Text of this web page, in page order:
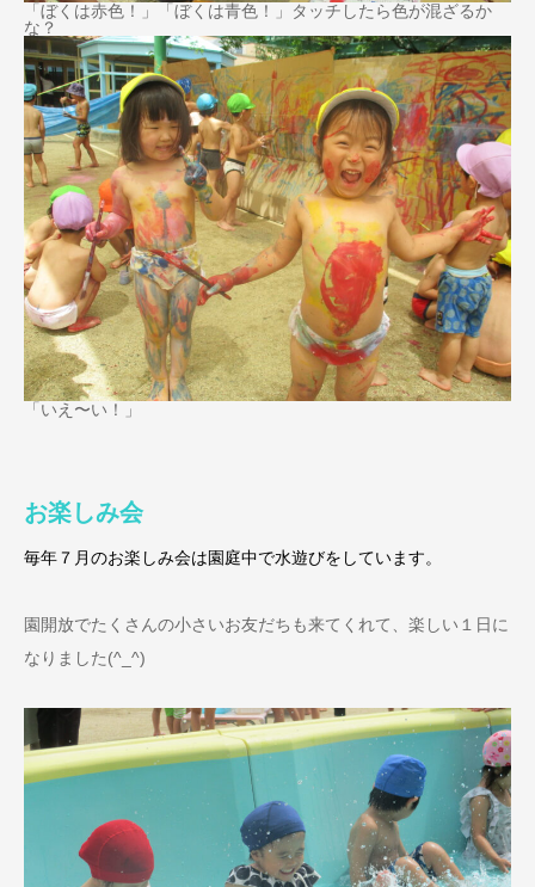
「ぼくは赤色！」「ぼくは青色！」タッチしたら色が混ざるか
な？
「いえ〜い！」
お楽しみ会
毎年７月のお楽しみ会は園庭中で水遊びをしています。
園開放でたくさんの小さいお友だちも来てくれて、楽しい１日に
なりました(^_^)